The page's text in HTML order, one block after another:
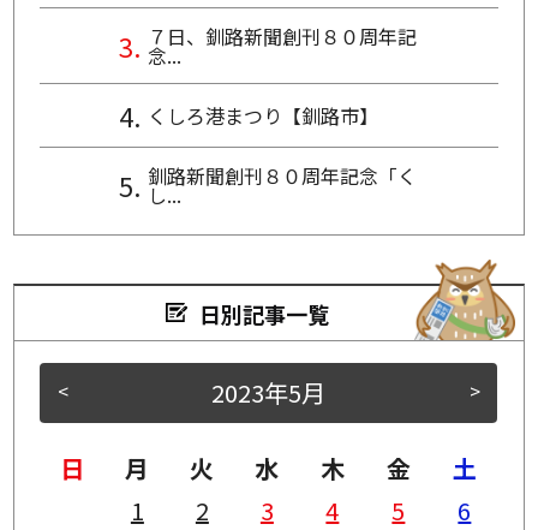
７日、釧路新聞創刊８０周年記
念...
くしろ港まつり【釧路市】
釧路新聞創刊８０周年記念「く
し...
日別記事一覧
< >
2023年5月
日 月 火 水 木 金
土
1
2 3 4 5
6